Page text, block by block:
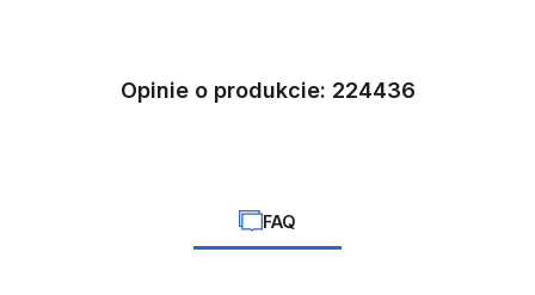
Opinie o produkcie: 224436
FAQ